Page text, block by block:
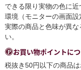
できる限り実物の色に
環境（モニターの画面
実際の商品と色味が異
い。
お買い物ポイントに
税抜き50円以下の商品